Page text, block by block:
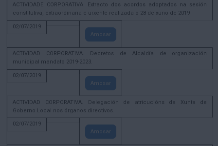
ACTIVIDADE CORPORATIVA. Extracto dos acordos adoptados na sesión
constitutiva, extraordinaria e urxente realizada o 28 de xuño de 2019
02/07/2019
Amosar
ACTIVIDAD CORPORATIVA. Decretos de Alcaldía de organización
municipal mandato 2019-2023.
02/07/2019
Amosar
ACTIVIDAD CORPORATIVA. Delegación de atricucións da Xunta de
Goberno Local nos órganos directivos.
02/07/2019
Amosar